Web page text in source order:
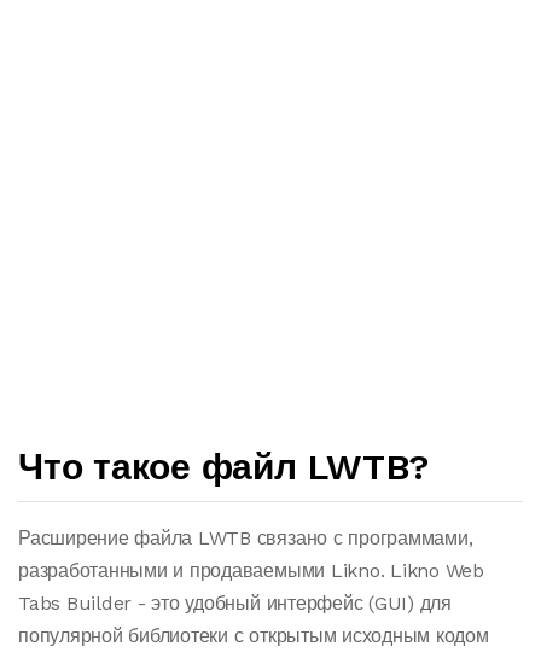
Что такое файл LWTB?
Расширение файла LWTB связано с программами,
разработанными и продаваемыми Likno. Likno Web
Tabs Builder - это удобный интерфейс (GUI) для
популярной библиотеки с открытым исходным кодом